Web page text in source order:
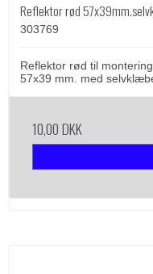
Reflektor rød
303769
Reflektor rød til
57x39 mm. med
10,00 DKK